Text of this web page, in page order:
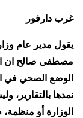
غرب دارفور
يقول مدير عام
مصطفى صالح ان
الوضع الصحي في
نمدها
الوزارة أو